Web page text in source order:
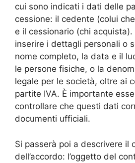
cui sono indicati i dati delle
cessione: il cedente (colui
e il cessionario (chi
inserire i dettagli personali o
nome completo, la data e il
le persone fisiche, o la
legale per le società, oltre ai
partite IVA. È importante
controllare che questi dati
documenti ufficiali.
Si passerà poi a descrivere il
dell’accordo: l’oggetto del